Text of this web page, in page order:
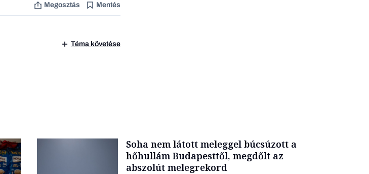
Megosztás Mentés
Téma követése
Soha nem látott meleggel búcsúzott a
hőhullám Budapesttől, megdőlt az
abszolút melegrekord